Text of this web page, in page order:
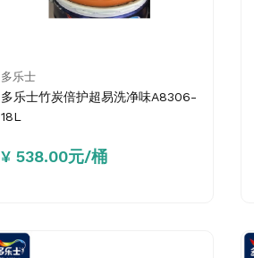
多乐士
多乐士竹炭倍护超易洗净味A8306-
18L
¥ 538.00元/桶